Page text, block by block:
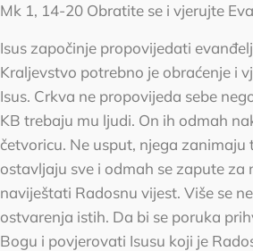
Mk 1, 14-20 Obratite se i vjerujte
Isus započinje propovijedati
Kraljevstvo potrebno je obraćenje i
Isus. Crkva ne propovijeda sebe
KB trebaju mu ljudi. On ih odmah
četvoricu. Ne usput, njega
ostavljaju sve i odmah se zapute za
naviještati Radosnu vijest. Više se
ostvarenja istih. Da bi se poruka
Bogu i povjerovati Isusu koji je